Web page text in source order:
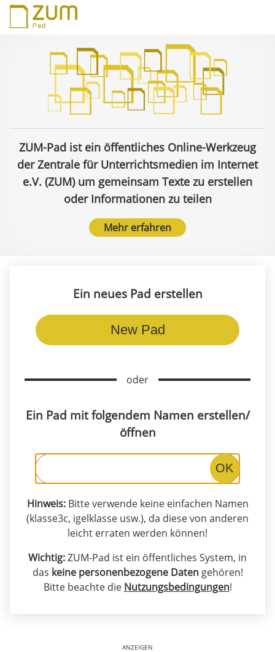
ZUM-Pad ist ein öffentliches Online-Werkzeug
der Zentrale für Unterrichtsmedien im Internet
e.V. (ZUM) um gemeinsam Texte zu erstellen
oder Informationen zu teilen
Mehr erfahren
Ein neues Pad erstellen
New Pad
oder
Ein Pad mit folgendem Namen erstellen/
öffnen
OK
Hinweis: Bitte verwende keine einfachen Namen
(klasse3c, igelklasse usw.), da diese von anderen
leicht erraten werden können!
Wichtig:ZUM-Pad ist ein öffentliches System, in
das keine personenbezogene Datengehören!
Bitte beachte die Nutzungsbedingungen!
ANZEIGEN